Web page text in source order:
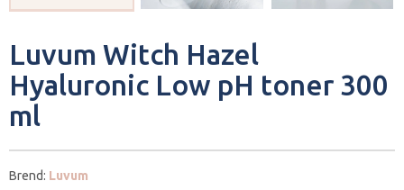
Luvum Witch Hazel
Hyaluronic Low pH toner 300
ml
Brend: Luvum